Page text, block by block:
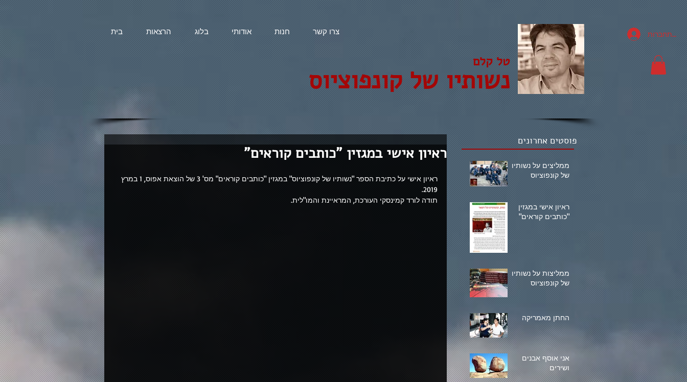
בית הרצאות בלוג אודותי חנות צרו קשר
טל קלם
נשותיו של קונפוציוס
להתחברות
ראיון אישי במגזין "כותבים קוראים"
ראיון אישי על כתיבת הספר "נשותיו של קונפוציוס" במגזין "כותבים קוראים" מס' 3 של הוצאת אפוס, 1 במרץ
2019.
תודה לורד קמינסקי העורכת, המראיינת והמו"לית.
פוסטים אחרונים
ממליצים על נשותיו
של קונפוציוס
ראיון אישי במגזין
"כותבים קוראים"
ממליצות על נשותיו
של קונפוציוס
החתן מאמריקה
אני אוסף אבנים
ושירים